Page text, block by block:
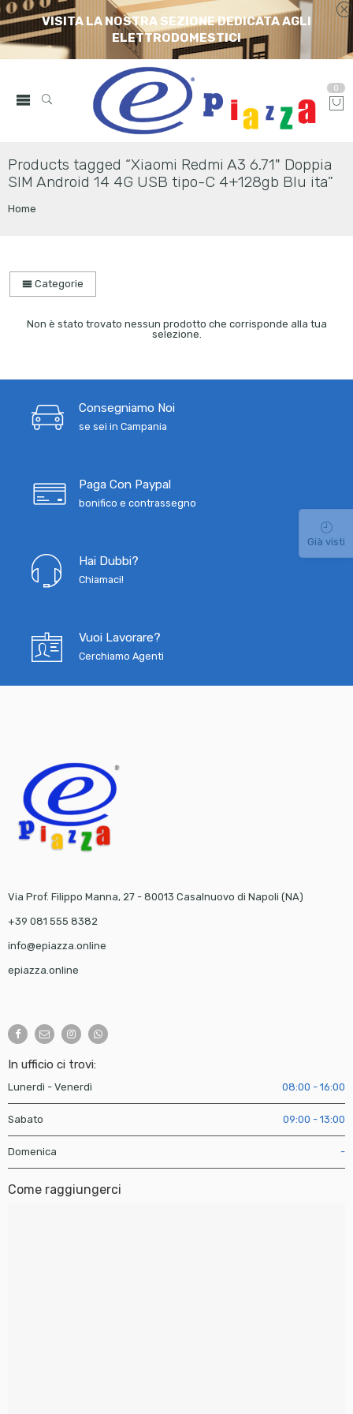
VISITA LA NOSTRA SEZIONE DEDICATA AGLI
ELETTRODOMESTICI
0
Products tagged “Xiaomi Redmi A3 6.71" Doppia
SIM Android 14 4G USB tipo-C 4+128gb Blu ita”
Home
Categorie
Non è stato trovato nessun prodotto che corrisponde alla tua
selezione.
Consegniamo Noi
se sei in Campania
Paga Con Paypal
bonifico e contrassegno
Hai Dubbi?
Chiamaci!
Vuoi Lavorare?
Cerchiamo Agenti
Via Prof. Filippo Manna, 27 - 80013 Casalnuovo di Napoli (NA)
+39 081 555 8382
info@epiazza.online
epiazza.online
In ufficio ci trovi:
Lunerdì - Venerdì 08:00 - 16:00
Sabato 09:00 - 13:00
Domenica -
Come raggiungerci
Già visti